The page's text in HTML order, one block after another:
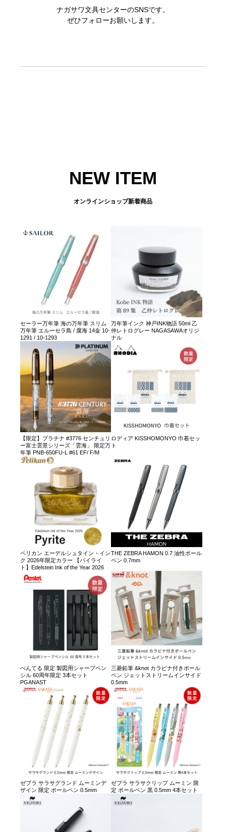
ナガサワ文具センターのSNSです。
ぜひフォローお願いします。
NEW ITEM
オンラインショップ新着商品
セーラー万年筆 海の万年筆 スリム
万年筆 エルーセラ島 / 腐海 14金 10-
1291 / 10-1293
万年筆インク 神戸INK物語 50ml 乙
仲レトログレー NAGASAWAオリジ
ナル
【限定】プラチナ #3776 センチュリ
ー富士雲景シリーズ「雲海」 限定万
年筆 PNB-650FU-L #61 EF/ F/M
ロディア KISSHOMONYO 巾着セッ
ト
ペリカン エーデルシュタイン・イン
ク 2026年限定カラー 【パイライ
ト】Edelstein Ink of the Year 2026
THE ZEBRA HAMON 0.7 油性ボール
ペン 0.7mm
ぺんてる 限定 製図用シャープペン
シル 60周年限定 3本セット
PGANAST
三菱鉛筆 &knot カラビナ付きボール
ペン ジェットストリームインサイド
0.5mm
ゼブラ サラサグランド ムーミンデ
ザイン 限定 ボールペン 0.5mm
ゼブラ サラサクリップ ムーミン 限
定 ボールペン 黒 0.5mm 4本セット